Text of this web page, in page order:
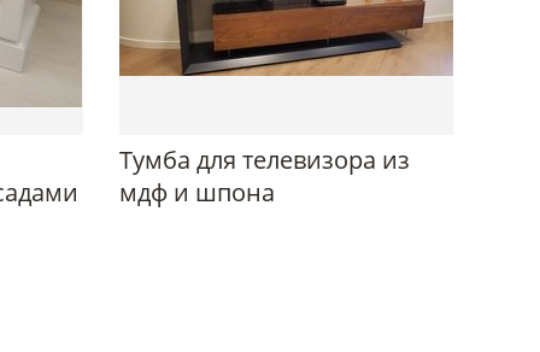
Тумба для телевизора из
мдф и шпона